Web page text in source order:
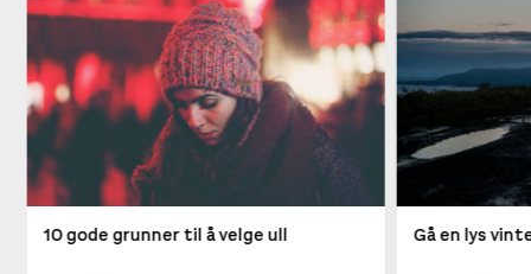
10 gode grunner til å velge ull Gå en lys